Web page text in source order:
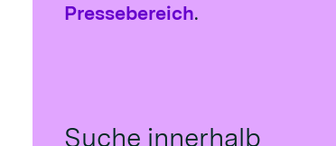
Pressebereich.
Suche innerhalb